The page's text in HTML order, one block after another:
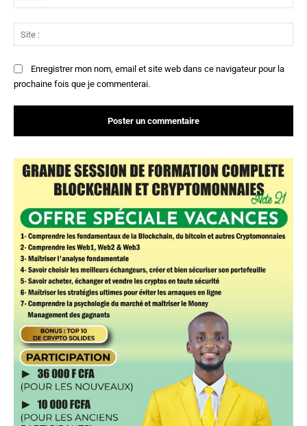
:*
:
Enregistrer mon nom, email et site web dans ce navigateur pour la
prochaine fois que je commenterai.